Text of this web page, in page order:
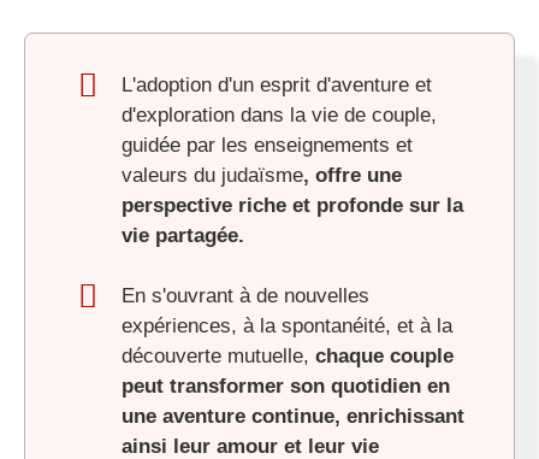
L'adoption d'un esprit d'aventure et
d'exploration dans la vie de couple,
guidée par les enseignements et
valeurs du judaïsme, offre une
perspective riche et profonde sur la
vie partagée.
En s'ouvrant à de nouvelles
expériences, à la spontanéité, et à la
découverte mutuelle, chaque couple
peut transformer son quotidien en
une aventure continue, enrichissant
ainsi leur amour et leur vie